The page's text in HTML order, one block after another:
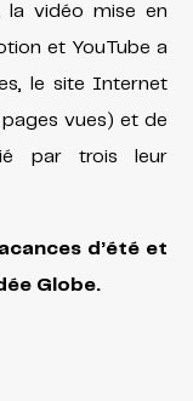
la vidéo mise en
et YouTube a
le site Internet
vues) et de
par trois leur
d’été et
Globe.